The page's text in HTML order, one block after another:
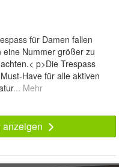
für Damen fallen
eine Nummer größer zu
p>Die Trespass
Have für alle aktiven
... Mehr